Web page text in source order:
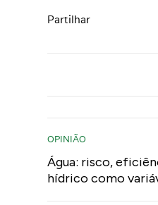
Partilhar
OPINIÃO
Água: risco,
hídrico como